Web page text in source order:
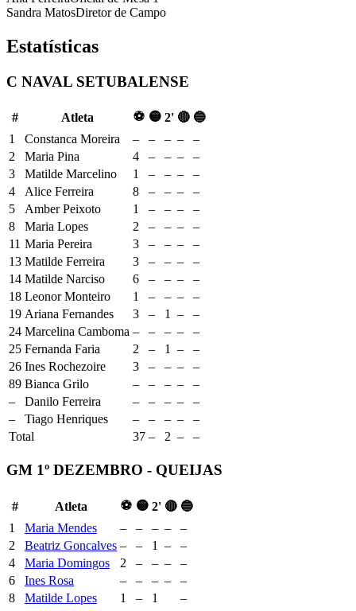
Sandra MatosDiretor de Campo
Estatísticas
C NAVAL SETUBALENSE
# Atleta ⚽ 🟡 2' 🔴 🔵
1
Constanca Moreira – – – –
–
2
Maria Pina 4 – – –
–
3
Matilde Marcelino 1 – – –
–
4
Alice Ferreira 8 – – –
–
5
Amber Peixoto 1 – – –
–
8
Maria Lopes 2 – – –
–
11 Maria Pereira 3 – – –
–
13 Matilde Ferreira 3 – – –
–
14 Matilde Narciso 6 – – –
–
18 Leonor Monteiro 1 – – –
–
19 Ariana Fernandes 3 – 1 –
–
24 Marcelina Camboma – – – –
–
25 Fernanda Faria 2 – 1 –
–
26 Ines Rochezoire 3 – – –
–
89 Bianca Grilo – – – –
–
–
Danilo Ferreira – – – –
–
–
Tiago Henriques – – – –
–
Total
37 – 2 – –
GM 1º DEZEMBRO - QUEIJAS
# Atleta ⚽ 🟡 2' 🔴 🔵
1
Maria Mendes – – – –
–
2
Beatriz Goncalves – – 1 –
–
4
Maria Domingos 2 – – –
–
6
Ines Rosa – – – –
–
8
Matilde Lopes 1 – 1
–